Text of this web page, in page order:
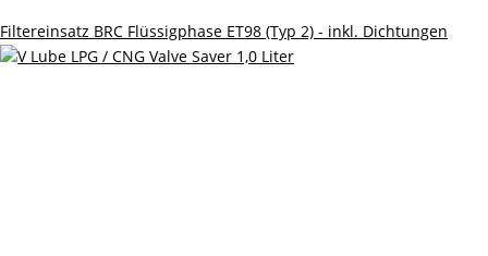
Filtereinsatz BRC Flüssigphase ET98 (Typ 2) - inkl. Dichtungen